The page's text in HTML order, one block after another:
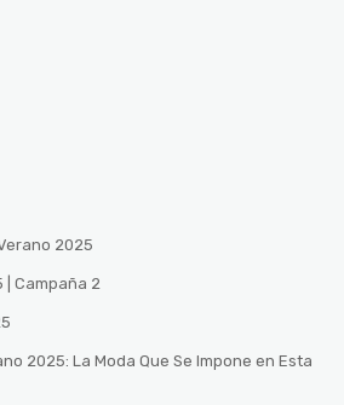
2025
| Campaña 2
2025: La Moda Que Se Impone en Esta